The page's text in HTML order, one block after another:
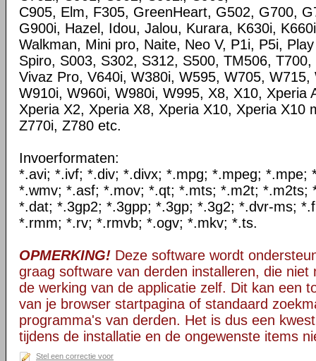
C905, Elm, F305, GreenHeart, G502, G700,
G900i, Hazel, Idou, Jalou, Kurara, K630i,
Walkman, Mini pro, Naite, Neo V, P1i, P5i,
Spiro, S003, S302, S312, S500, TM506,
Vivaz Pro, V640i, W380i, W595, W705,
W910i, W960i, W980i, W995, X8, X10, Xperia
Xperia X2, Xperia X8, Xperia X10, Xperia X10
Z770i, Z780 etc.
Invoerformaten:
*.avi; *.ivf; *.div; *.divx; *.mpg; *.mpeg; *.mpe;
*.wmv; *.asf; *.mov; *.qt; *.mts; *.m2t; *.m2ts;
*.dat; *.3gp2; *.3gpp; *.3gp; *.3g2; *.dvr-ms;
*.rmm; *.rv; *.rmvb; *.ogv; *.mkv; *.ts.
OPMERKING! Deze software wordt
graag software van derden installeren, die niet
de werking van de applicatie zelf. Dit kan een
van je browser startpagina of standaard
programma's van derden. Het is dus een
tijdens de installatie en de ongewenste items
Stel een correctie voor